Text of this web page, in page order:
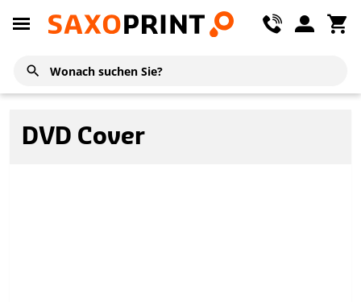
DVD Cover